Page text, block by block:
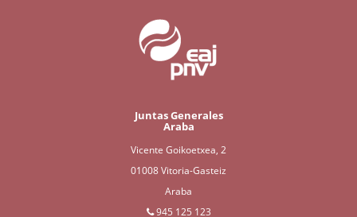
Juntas Generales
Araba
Vicente Goikoetxea, 2
01008 Vitoria-Gasteiz
Araba
945 125 123